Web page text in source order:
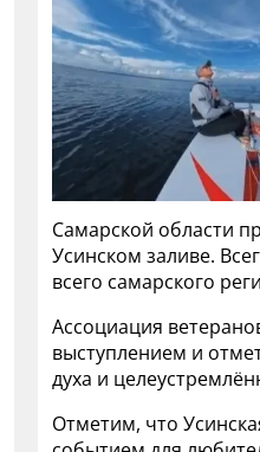
Самарской области
Усинском заливе.
всего самарского
Ассоциация
выступлением и
духа и
Отметим, что